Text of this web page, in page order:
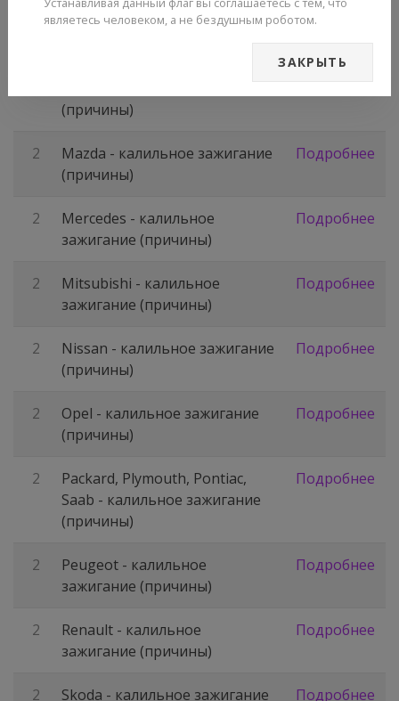
(причины)
(причины)
Подробнее
2
Mazda - калильное зажигание
(причины)
Подробнее
2
Mercedes - калильное
зажигание (причины)
Подробнее
2
Mitsubishi - калильное
зажигание (причины)
Подробнее
2
Nissan - калильное зажигание
(причины)
Подробнее
2
Opel - калильное зажигание
(причины)
Подробнее
2
Packard, Plymouth, Pontiac,
Saab - калильное зажигание
(причины)
Подробнее
2
Peugeot - калильное
зажигание (причины)
Подробнее
2
Renault - калильное
зажигание (причины)
Подробнее
2
Skoda - калильное зажигание
Подробнее
являетесь человеком, а не бездушным роботом.
ЗАКРЫТЬ